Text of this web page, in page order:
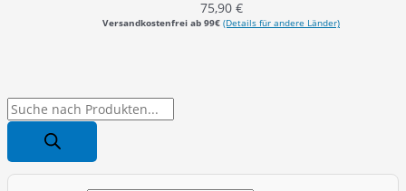
P
o
d
75,90 €
Versandkostenfrei ab 99€ (Details für andere Länder)